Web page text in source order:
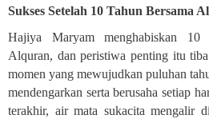
Sukses Setelah 10 Tahun Bersama
Hajiya Maryam menghabiskan 10
Alquran, dan peristiwa penting itu
momen yang mewujudkan puluhan
mendengarkan serta berusaha setiap
terakhir, air mata sukacita mengalir